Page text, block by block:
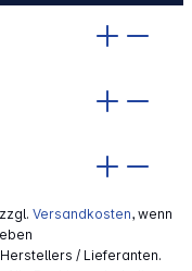
Versandkosten, wenn
/ Lieferanten.